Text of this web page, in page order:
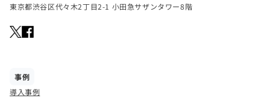
東京都渋谷区代々木2丁目2-1 小田急サザンタワー8階
事例
導入事例